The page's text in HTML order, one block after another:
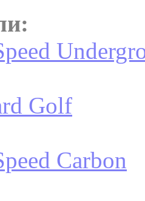
Golf
Carbon